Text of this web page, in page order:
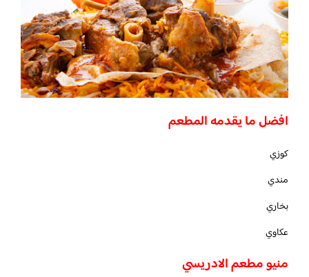
افضل ما يقدمه المطعم
كوزي
مندي
بخاري
عكاوي
منيو مطعم الادريسي